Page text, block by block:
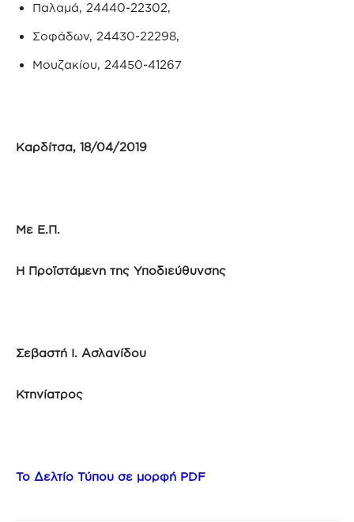
Παλαμά, 24440-22302,
Σοφάδων, 24430-22298,
Μουζακίου, 24450-41267
Καρδίτσα, 18/04/2019
Με Ε.Π.
Η Προϊστάμενη της Υποδιεύθυνσης
Σεβαστή Ι. Ασλανίδου
Κτηνίατρος
Το Δελτίο Τύπου σε μορφή PDF